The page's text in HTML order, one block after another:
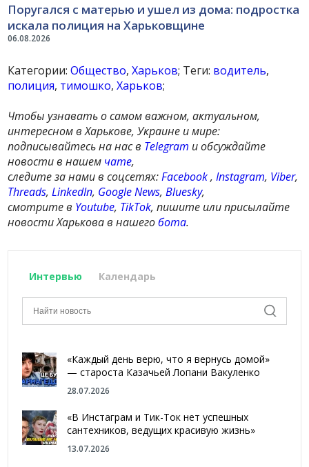
06.08.2026
Поругался с матерью и ушел из дома: подростка
искала полиция на Харьковщине
Категории:Общество,Харьков; Теги: водитель,
полиция, тимошко,Харьков;
Чтобы узнавать о самом важном, актуальном,
интересном в Харькове, Украине и мире:
подписывайтесь на нас в Telegram и обсуждайте
новости в нашем чате,
следите за нами в соцсетях:Facebook,Instagram, Viber,
Threads,LinkedIn, Google News,Bluesky,
смотрите в Youtube, TikTok, пишите или присылайте
новости Харькова в нашегобота.
Интервью Календарь
«Каждый день верю, что я вернусь домой»
— староста Казачьей Лопани Вакуленко
28.07.2026
«В Инстаграм и Тик-Ток нет успешных
сантехников, ведущих красивую жизнь»
13.07.2026